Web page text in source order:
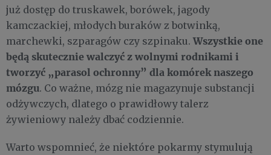
już dostęp do truskawek, borówek, jagody
kamczackiej, młodych buraków z botwinką,
marchewki, szparagów czy szpinaku.Wszystkie one
będą skutecznie walczyć z wolnymi rodnikami i
tworzyć „parasol ochronny” dla komórek naszego
mózgu. Co ważne, mózg nie magazynuje substancji
odżywczych, dlatego o prawidłowy talerz
żywieniowy należy dbać codziennie.
Warto wspomnieć, że niektóre pokarmy stymulują